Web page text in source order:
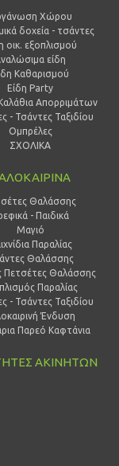
Χώρου
δοχεία - τσάντες
οικ. εξοπλισμού
είδη
Καθαρισμού
Είδη Party
Απορριμάτων
- Τσάντες Ταξιδίου
Ομπρέλες
ΣΧΟΛΙΚΑ
Θαλάσσης
- Παιδικά
Μαγιό
Παραλίας
Θαλάσσης
Πετσέτες Θαλάσσης
Παραλίας
- Τσάντες Ταξιδίου
Ένδυση
Παρεό Καφτάνια
ΑΚΙΝΗΤΩΝ